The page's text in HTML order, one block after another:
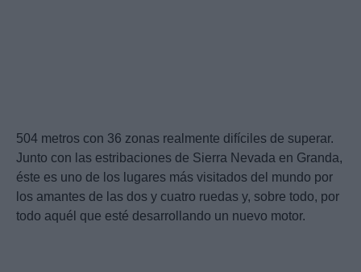
504 metros con 36 zonas realmente difíciles de superar.
Junto con las estribaciones de Sierra Nevada en Granda,
éste es uno de los lugares más visitados del mundo por
los amantes de las dos y cuatro ruedas y, sobre todo, por
todo aquél que esté desarrollando un nuevo motor.